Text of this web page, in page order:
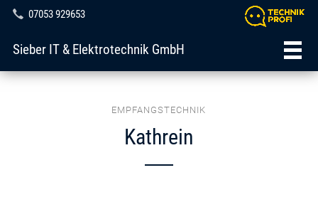
07053 929653
Sieber IT & Elektrotechnik GmbH
EMPFANGSTECHNIK
Kathrein